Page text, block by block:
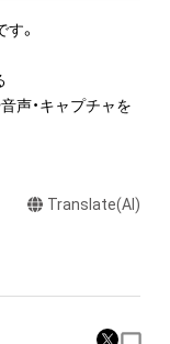
。
声・キャプチャを
、音楽、商標または
利につき登録等を
その管理委託を受
Translate(AI)